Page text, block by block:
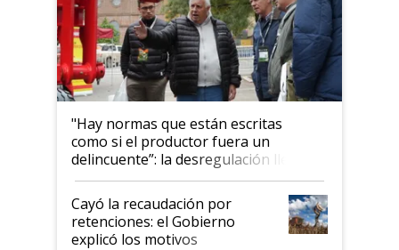
"Hay normas que están escritas
como si el productor fuera un
delincuente”: la desregulación llegó
al Congreso Aapresid y hasta se
habló del financiamiento al IPCVA
Cayó la recaudación por
retenciones: el Gobierno
explicó los motivos